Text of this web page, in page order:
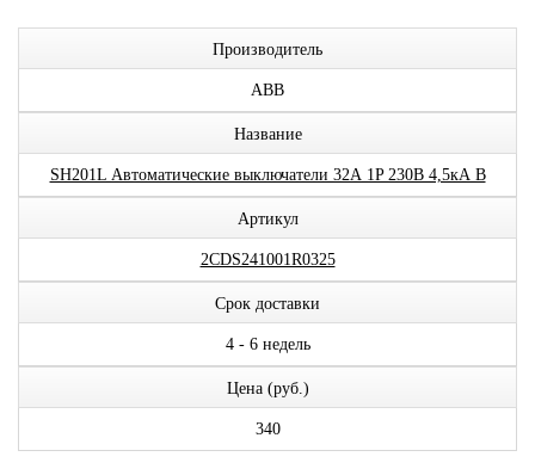
Производитель
ABB
Название
SH201L Автоматические выключатели 32А 1P 230В 4,5кА B
Артикул
2CDS241001R0325
Срок доставки
4 - 6 недель
Цена (руб.)
340